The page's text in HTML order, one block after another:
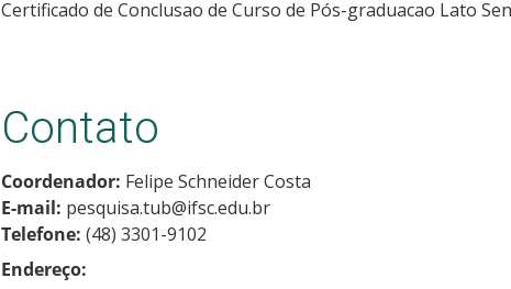
Certificado de Conclusao de Curso de Pós-graduacao Lato
Contato
Coordenador: Felipe Schneider Costa
E-mail: pesquisa.tub@ifsc.edu.br
Telefone: (48) 3301-9102
Endereço: